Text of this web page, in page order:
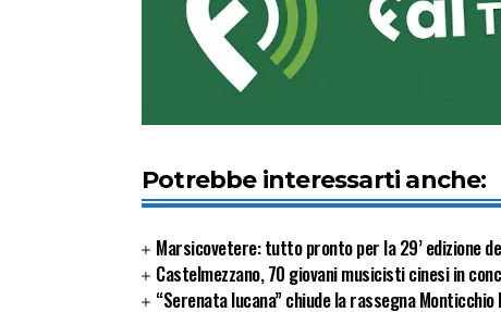
Potrebbe interessarti anche:
Marsicovetere: tutto pronto per la 29’ edizione
Castelmezzano, 70 giovani musicisti cinesi in
“Serenata lucana” chiude la rassegna Monticchio